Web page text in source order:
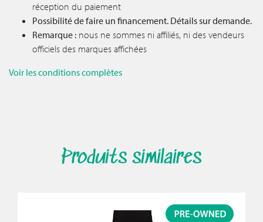
réception du paiement
Possibilité de faire un financement. Détails sur demande.
Remarque : nous ne sommes ni affiliés, ni des vendeurs
officiels des marques affichées
Voir les conditions complètes
Produits similaires